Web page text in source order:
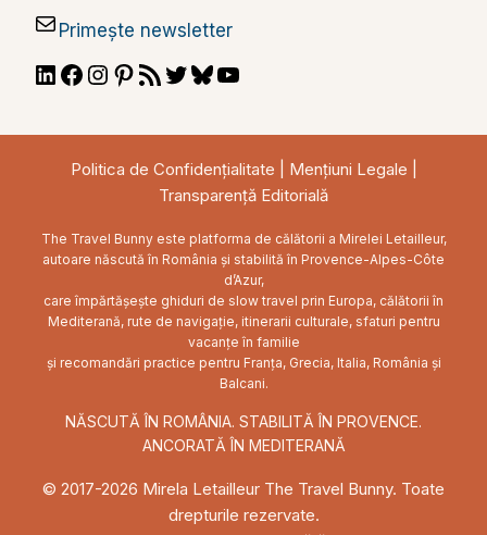
Primește newsletter
LinkedIn
Facebook
Instagram
Pinterest
RSSTwitterBluesky
Politica de Confidențialitate Mențiuni Legale
Transparență Editorială
The Travel Bunny este platforma de călătorii a Mirelei Letailleur,
autoare născută în România și stabilită în Provence-Alpes-Côte
d’Azur,
care împărtășește ghiduri de slow travel prin Europa, călătorii în
Mediterană, rute de navigație, itinerarii culturale, sfaturi pentru
vacanțe în familie
și recomandări practice pentru Franța, Grecia, Italia, România și
Balcani.
NĂSCUTĂ ÎN ROMÂNIA. STABILITĂ ÎN PROVENCE.
ANCORATĂ ÎN MEDITERANĂ
© 2017-2026 Mirela Letailleur The Travel Bunny. Toate
drepturile rezervate.